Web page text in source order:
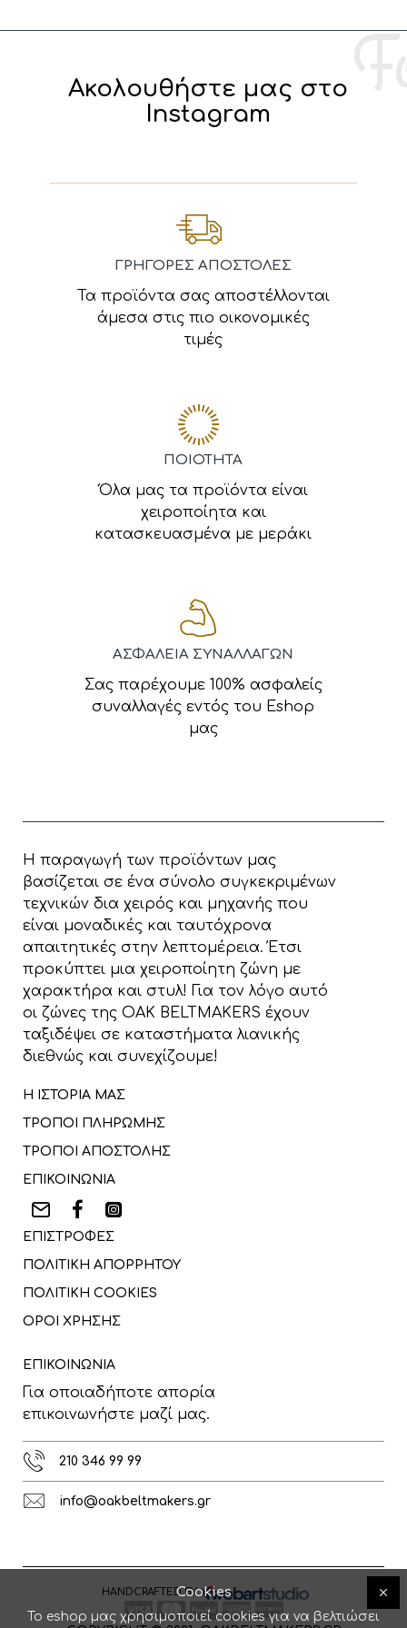
Ακολουθήστε μας στο
Instagram
ΓΡΗΓΟΡΕΣ ΑΠΟΣΤΟΛΕΣ
Τα προϊόντα σας αποστέλλονται
άμεσα στις πιο οικονομικές
τιμές
ΠΟΙΟΤΗΤΑ
Όλα μας τα προϊόντα είναι
χειροποίητα και
κατασκευασμένα με μεράκι
ΑΣΦΑΛΕΙΑ ΣΥΝΑΛΛΑΓΩΝ
Σας παρέχουμε 100% ασφαλείς
συναλλαγές εντός του Eshop
μας
Η παραγωγή των προϊόντων μας
βασίζεται σε ένα σύνολο συγκεκριμένων
τεχνικών δια χειρός και μηχανής που
είναι μοναδικές και ταυτόχρονα
απαιτητικές στην λεπτομέρεια. Έτσι
προκύπτει μια χειροποίητη ζώνη με
χαρακτήρα και στυλ! Για τον λόγο αυτό
οι ζώνες της OAK BELTMAKERS έχουν
ταξιδέψει σε καταστήματα λιανικής
διεθνώς και συνεχίζουμε!
Η ΙΣΤΟΡΙΑ ΜΑΣ
ΤΡΟΠΟΙ ΠΛΗΡΩΜΗΣ
ΤΡΟΠΟΙ ΑΠΟΣΤΟΛΗΣ
ΕΠΙΚΟΙΝΩΝΙΑ
ΕΠΙΣΤΡΟΦΕΣ
ΠΟΛΙΤΙΚΗ ΑΠΟΡΡΗΤΟΥ
ΠΟΛΙΤΙΚΗ COOKIES
ΟΡΟΙ ΧΡΗΣΗΣ
ΕΠΙΚΟΙΝΩΝΙΑ
Για οποιαδήποτε απορία
επικοινωνήστε μαζί μας.
210 346 99 99
info@oakbeltmakers.gr
HANDCRAFTED BYCookies
Το eshop μας χρησιμοποιεί cookies για να βελτιώσει